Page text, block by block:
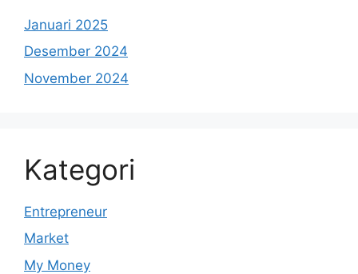
Januari 2025
Desember 2024
November 2024
Kategori
Entrepreneur
Market
My Money